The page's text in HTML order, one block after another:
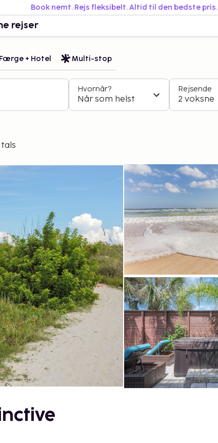
Book nemt. Rejs fleksibelt. Altid til den bedste pris.
rejser
Færge + Hotel Multi-stop
Hvornår?
Når som helst
Rejsende
2 voksne